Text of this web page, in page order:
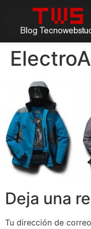
Deja una
Tu dirección de